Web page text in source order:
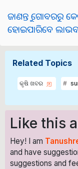
ଜାଣନ୍ତୁ ଗୋବରରୁ
ହୋଇପାରିବେ
Related Topics
କୃଷି ଖବର
Like this
Hey! I am
and have
suggestions and